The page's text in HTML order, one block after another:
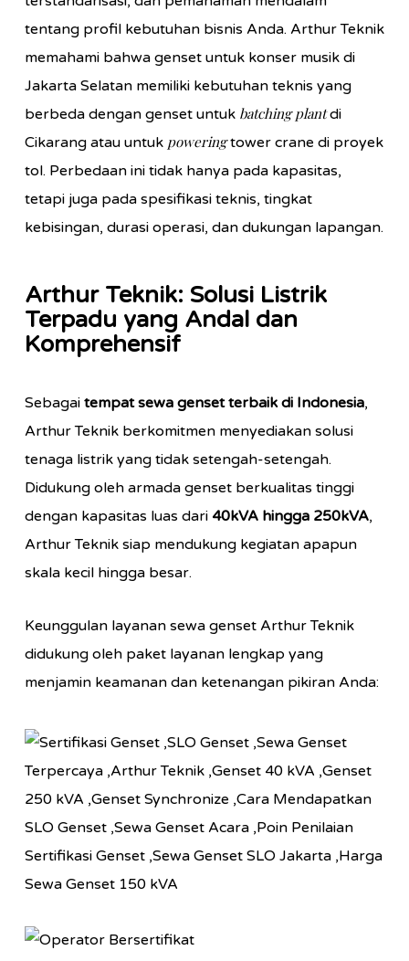
tentang profil kebutuhan bisnis Anda. Arthur Teknik
memahami bahwa genset untuk konser musik di
Jakarta Selatan memiliki kebutuhan teknis yang
berbeda dengan genset untuk batching plantdi
Cikarang atau untuk poweringtower crane di proyek
tol. Perbedaan ini tidak hanya pada kapasitas,
tetapi juga pada spesifikasi teknis, tingkat
kebisingan, durasi operasi, dan dukungan lapangan.
Arthur Teknik: Solusi Listrik
Terpadu yang Andal dan
Komprehensif
Sebagai tempat sewa genset terbaik di Indonesia,
Arthur Teknik berkomitmen menyediakan solusi
tenaga listrik yang tidak setengah-setengah.
Didukung oleh armada genset berkualitas tinggi
dengan kapasitas luas dari 40kVA hingga 250kVA,
Arthur Teknik siap mendukung kegiatan apapun
skala kecil hingga besar.
Keunggulan layanan sewa genset Arthur Teknik
didukung oleh paket layanan lengkap yang
menjamin keamanan dan ketenangan pikiran Anda: